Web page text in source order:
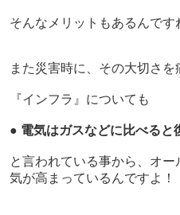
そんなメリットもあるんです
また災害時に、その大切さを
『インフラ』についても
● 電気はガスなどに比べると
と言われている事から、オ
気が高まっているんですよ！